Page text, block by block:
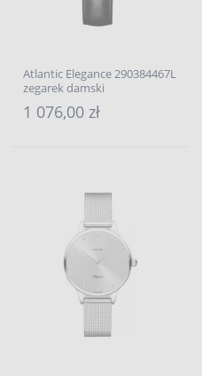
Atlantic Elegance 290384467L
zegarek damski
1 076,00 zł